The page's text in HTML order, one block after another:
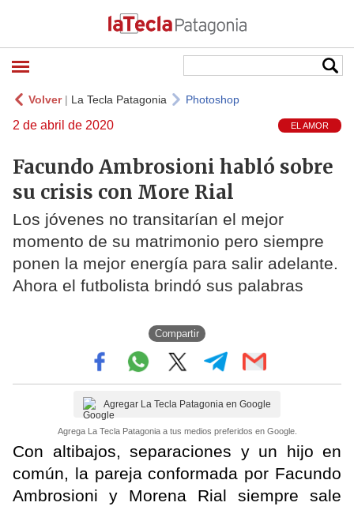
Volver| La Tecla Patagonia Photoshop
2 de abril de 2020 EL AMOR
Facundo Ambrosioni habló sobre
su crisis con More Rial
Los jóvenes no transitarían el mejor
momento de su matrimonio pero siempre
ponen la mejor energía para salir adelante.
Ahora el futbolista brindó sus palabras
Compartir
Agregar La Tecla Patagonia en Google
Agrega La Tecla Patagonia a tus medios preferidos en Google.
Con altibajos, separaciones y un hijo en
común, la pareja conformada por Facundo
Ambrosioni y Morena Rial siempre sale